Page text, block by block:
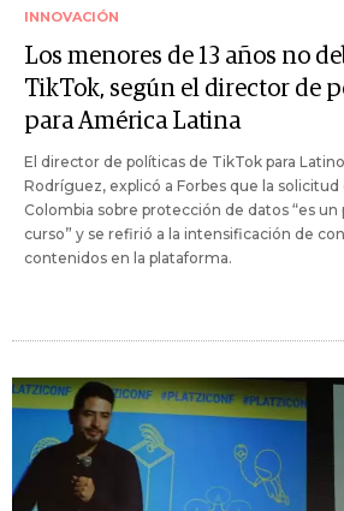
INNOVACIÓN
Los menores de 13 años no
TikTok, según el director de
para América Latina
El director de políticas de TikTok para
Rodríguez, explicó a Forbes que la solicitud
Colombia sobre protección de datos “es
curso” y se refirió a la intensificación de
contenidos en la plataforma.